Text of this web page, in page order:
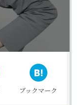
ブックマーク